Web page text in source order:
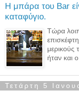
Η μπάρα του Bar
καταφύγιο.
Τώρα
ήταν και ο
Τετάρτη 5